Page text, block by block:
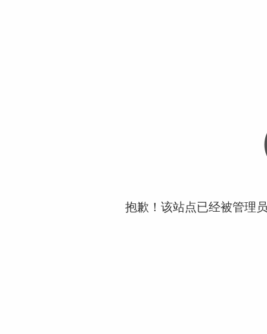
抱歉！该站点已经被管理